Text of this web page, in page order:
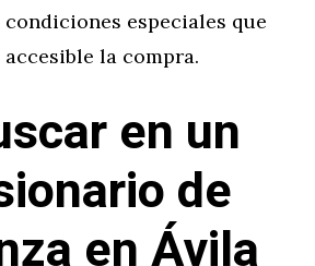
especiales que
la compra.
en un
de
en Ávila